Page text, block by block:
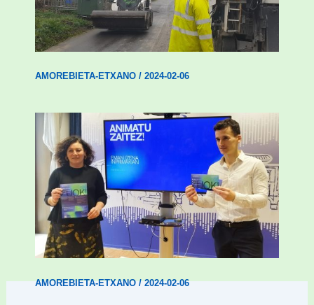
Amorebieta-Etxanok auzoak hobetzeko
plan integrala ezarri du
AMOREBIETA-ETXANO/ 2024-02-06
Amorebietak gazteen inklusio aktiboa
bultzatu du “ZUOK” ekimenarekin
AMOREBIETA-ETXANO/2024-02-06